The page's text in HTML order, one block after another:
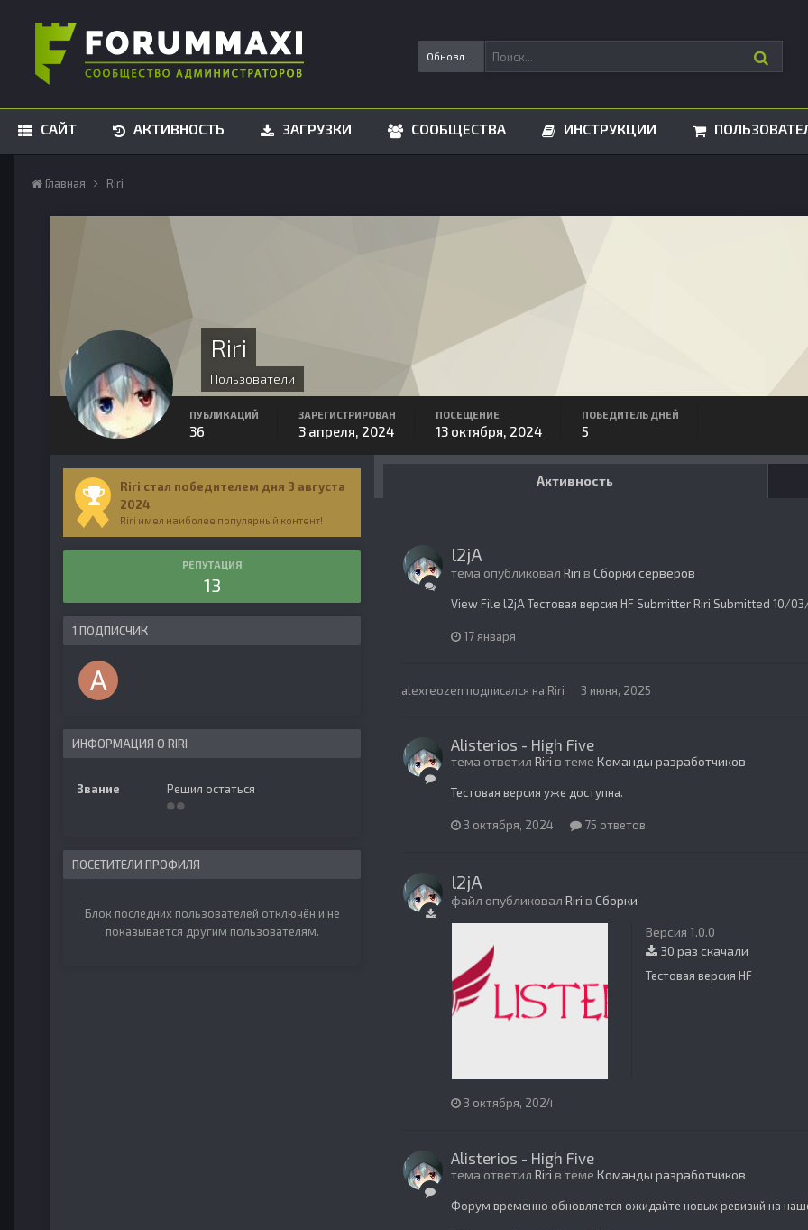
САЙТ АКТИВНОСТЬ ЗАГРУЗКИ СООБЩЕСТВА ИНСТРУКЦИИ
Главная Riri
Riri
Пользователи
ПУБЛИКАЦИЙ
36
ЗАРЕГИСТРИРОВАН
3 апреля, 2024
ПОСЕЩЕНИЕ
13 октября, 2024
ПОБЕДИТЕЛЬ ДНЕЙ
5
Riri стал победителем дня 3 августа
2024
Riri имел наиболее популярный контент!
РЕПУТАЦИЯ
13
1 ПОДПИСЧИК
ИНФОРМАЦИЯ О RIRI
Звание Решил остаться
ПОСЕТИТЕЛИ ПРОФИЛЯ
Блок последних пользователей отключён и не
показывается другим пользователям.
Активность
l2jA
тема опубликовал Riri в Сборки серверов
View File l2jA Тестовая версия HF Submitter Riri Submitted 10/
17 января
alexreozen подписался на Riri 3 июня, 2025
Alisterios - High Five
тема ответил Riri в теме Команды разработчиков
Тестовая версия уже доступна.
3 октября, 2024 75 ответов
l2jA
файл опубликовал Riri в Сборки
Версия 1.0.0
30 раз скачали
Тестовая версия HF
3 октября, 2024
Alisterios - High Five
тема ответил Riri в теме Команды разработчиков
Форум временно обновляется ожидайте новых ревизий на